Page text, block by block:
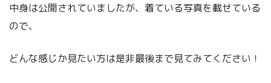
中身は公開されていましたが、着ている写真を載せている
ので、
どんな感じか見たい方は是非最後まで見てみてください！